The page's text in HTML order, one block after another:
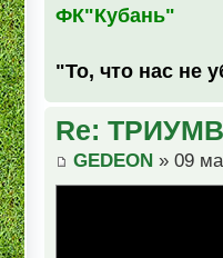
ФК"Кубань"
"То, что нас не
Re:
GEDEON » 09